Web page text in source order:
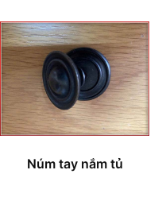
Núm tay nắm tủ